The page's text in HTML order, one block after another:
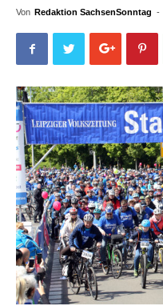
Von Redaktion SachsenSonntag -